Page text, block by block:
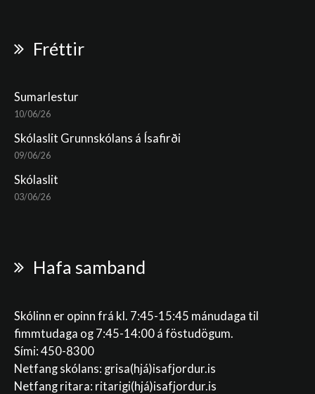
Fréttir
Sumarlestur
10/06/26
Skólaslit Grunnskólans á Ísafirði
09/06/26
Skólaslit
03/06/26
Hafa samband
Skólinn er opinn frá kl. 7:45-15:45 mánudaga til
fimmtudaga og 7:45-14:00 á föstudögum.
Sími: 450-8300
Netfang skólans: grisa(hjá)isafjordur.is
Netfang ritara: ritarigi(hjá)isafjordur.is